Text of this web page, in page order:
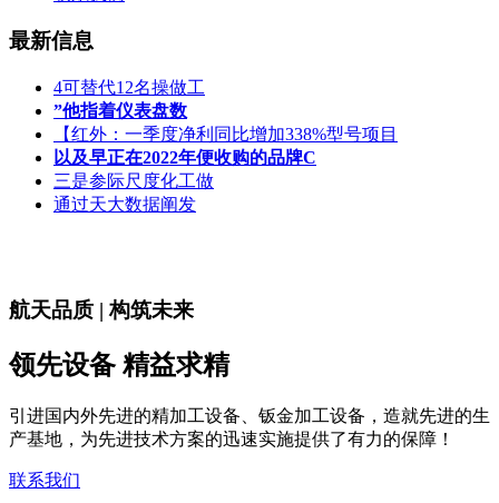
最新信息
4可替代12名操做工
”他指着仪表盘数
【红外：一季度净利同比增加338%型号项目
以及早正在2022年便收购的品牌C
三是参际尺度化工做
通过天大数据阐发
航天品质 | 构筑未来
领先设备 精益求精
引进国内外先进的精加工设备、钣金加工设备，造就先进的生
产基地，为先进技术方案的迅速实施提供了有力的保障！
联系我们